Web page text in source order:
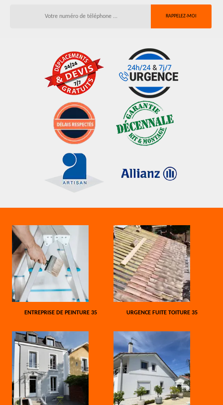
ENTREPRISE DE PEINTURE 35 URGENCE FUITE TOITURE 35